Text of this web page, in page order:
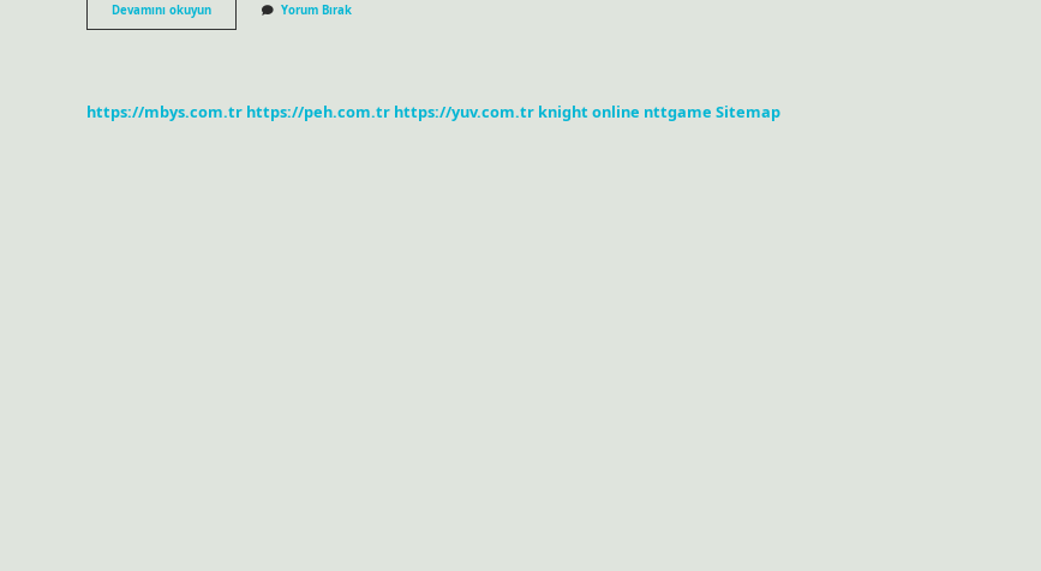
Devamını okuyunAtaturk
Diktatör
Yorum Bırak
https://mbys.com.tr https://peh.com.tr https://yuv.com.tr knight online nttgame Sitemap